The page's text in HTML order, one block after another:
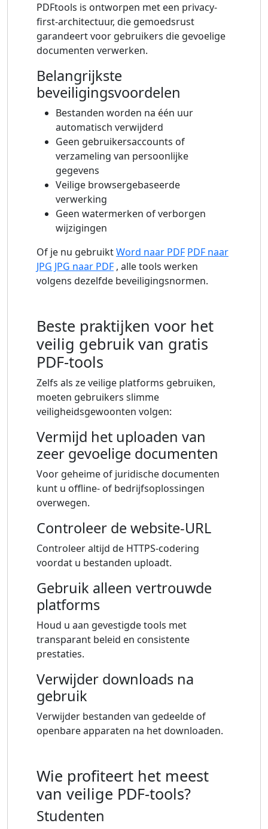
PDFtools is ontworpen met een privacy-
first-architectuur, die gemoedsrust
garandeert voor gebruikers die gevoelige
documenten verwerken.
Belangrijkste
beveiligingsvoordelen
Bestanden worden na één uur
automatisch verwijderd
Geen gebruikersaccounts of
verzameling van persoonlijke
gegevens
Veilige browsergebaseerde
verwerking
Geen watermerken of verborgen
wijzigingen
Of je nu gebruiktWord naar PDF PDF naar
JPG JPG naar PDF , alle tools werken
volgens dezelfde beveiligingsnormen.
Beste praktijken voor het
veilig gebruik van gratis
PDF-tools
Zelfs als ze veilige platforms gebruiken,
moeten gebruikers slimme
veiligheidsgewoonten volgen:
Vermijd het uploaden van
zeer gevoelige documenten
Voor geheime of juridische documenten
kunt u offline- of bedrijfsoplossingen
overwegen.
Controleer de website-URL
Controleer altijd de HTTPS-codering
voordat u bestanden uploadt.
Gebruik alleen vertrouwde
platforms
Houd u aan gevestigde tools met
transparant beleid en consistente
prestaties.
Verwijder downloads na
gebruik
Verwijder bestanden van gedeelde of
openbare apparaten na het downloaden.
Wie profiteert het meest
van veilige PDF-tools?
Studenten